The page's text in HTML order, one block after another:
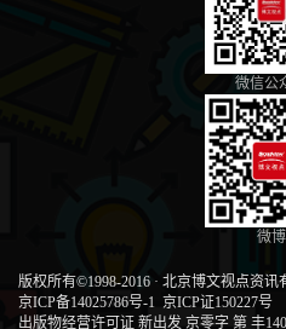
微信公
微博
版权所有©1998-2016 · 北京博文视点资讯
京ICP备14025786号-1 京ICP证150227号
出版物经营许可证 新出发 京零字 第 丰